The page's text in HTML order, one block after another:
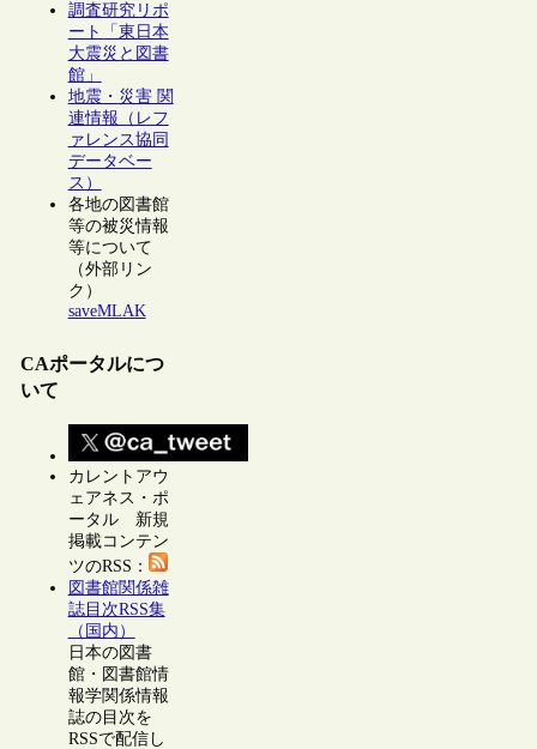
調査研究リポ
ート「東日本
大震災と図書
館」
地震・災害 関
連情報（レフ
ァレンス協同
データベー
ス）
各地の図書館
等の被災情報
等について
（外部リン
ク）
saveMLAK
CAポータルにつ
いて
カレントアウ
ェアネス・ポ
ータル 新規
掲載コンテン
ツのRSS：
図書館関係雑
誌目次RSS集
（国内）
日本の図書
館・図書館情
報学関係情報
誌の目次を
RSSで配信し